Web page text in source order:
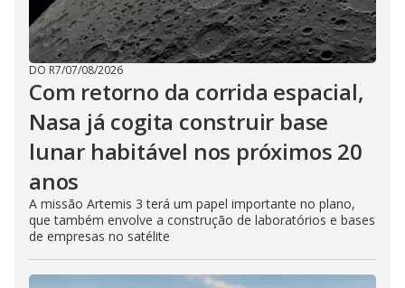
DO R7/07/08/2026
Com retorno da corrida espacial,
Nasa já cogita construir base
lunar habitável nos próximos 20
anos
A missão Artemis 3 terá um papel importante no plano,
que também envolve a construção de laboratórios e bases
de empresas no satélite